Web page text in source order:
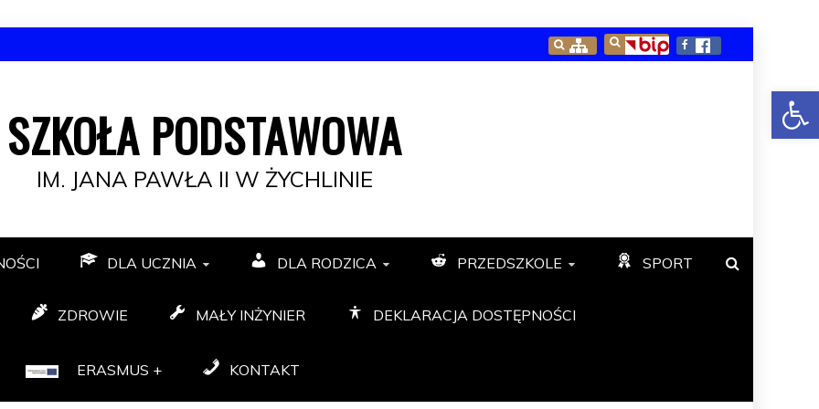
Open toolbar
SZKOŁA PODSTAWOWA
IM. JANA PAWŁA II W ŻYCHLINIE
DLA UCZNIA DLA RODZICA PRZEDSZKOLE SPORT
ZDROWIE MAŁY INŻYNIER DEKLARACJA DOSTĘPNOŚCI
ERASMUS + KONTAKT